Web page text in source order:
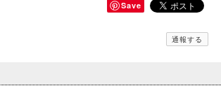
Save
通報する